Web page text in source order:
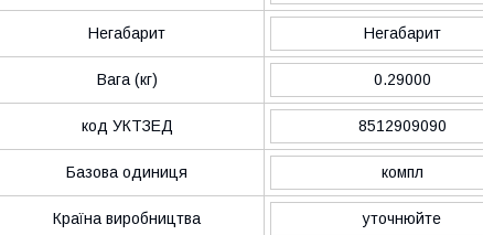
Негабарит Негабарит
Вага (кг) 0.29000
код УКТЗЕД 8512909090
Базова одиниця компл
Країна виробництва уточнюйте